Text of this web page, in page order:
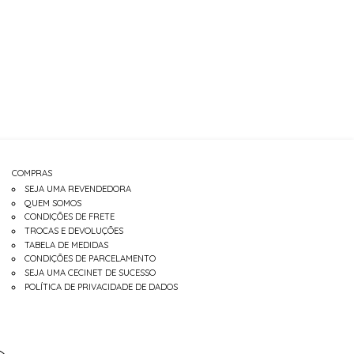
COMPRAS
SEJA UMA REVENDEDORA
QUEM SOMOS
CONDIÇÕES DE FRETE
TROCAS E DEVOLUÇÕES
TABELA DE MEDIDAS
CONDIÇÕES DE PARCELAMENTO
SEJA UMA CECINET DE SUCESSO
POLÍTICA DE PRIVACIDADE DE DADOS